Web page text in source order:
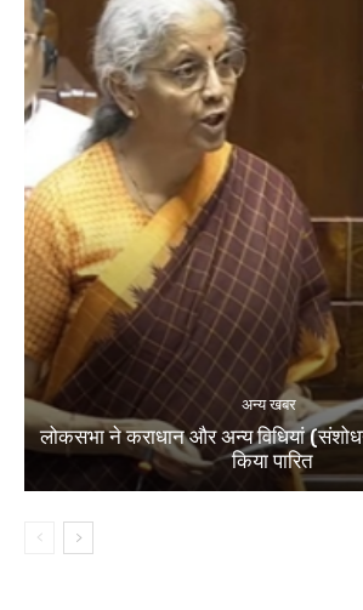
अन्य खबर
लोकसभा ने कराधान और अन्य विधियां
किया पारित